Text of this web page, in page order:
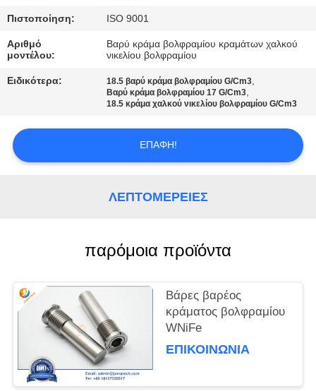
ΕΙΔΉΣΕΙΣ
ΠΕΡΙΠΤΏΣΕΙΣ
ΈΝΑ
ΑΠΌΣΠΑΣΜΑ
PRIVACY
POLICY
Πιστοποίηση: ISO 9001
Αριθμό
μοντέλου:
Βαρύ κράμα βολφραμίου κραμάτων χαλκού
νικελίου βολφραμίου
Ειδικότερα: 18.5 βαρύ κράμα βολφραμίου G/Cm3,
Βαρύ κράμα βολφραμίου 17 G/Cm3,
18.5 κράμα χαλκού νικελίου βολφραμίου G/Cm3
ΕΠΑΦΉ!
ΛΕΠΤΟΜΈΡΕΙΕΣ
παρόμοια προϊόντα
Βάρες βαρέος
κράματος βολφραμίου
WNiFe
ΕΠΙΚΟΙΝΩΝΊΑ